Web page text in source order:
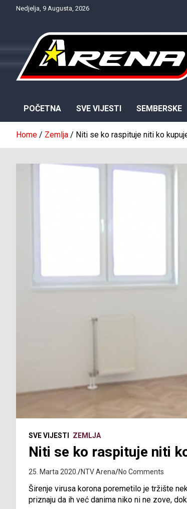
Nedjelja, 9 Augusta, 2026
POČETNA SVE VIJESTI SEMBERSKE
Home Zemlja Niti se ko raspituje niti ko
SVE VIJESTI ZEMLJA
Niti se ko raspituje niti
25. Marta 2020. NTV Arena No Comments
Širenje virusa korona poremetilo je tržište
priznaju da ih već danima niko ni ne zove,